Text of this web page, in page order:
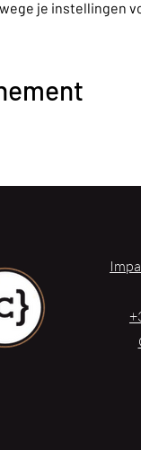
je instellingen